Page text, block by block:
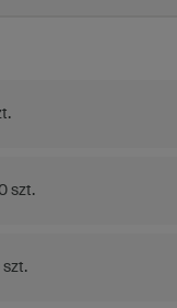
szt.
szt.